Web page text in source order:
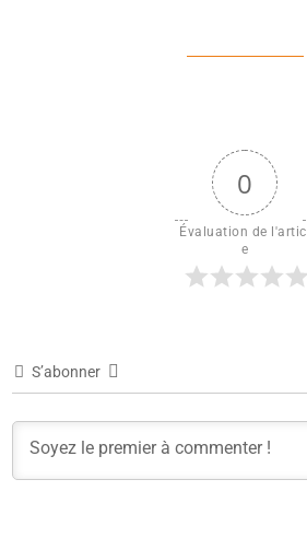
0
Évaluation de l'articl
e
S’abonner